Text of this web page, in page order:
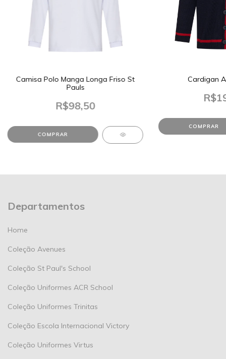
Camisa Polo Manga Longa Friso St
Pauls
R$98,50
COMPRAR
Cardigan
COMPRAR
Departamentos
Home
Coleção Avenues
Coleção St Paul's School
Coleção Uniformes ACR School
Coleção Uniformes Trinitas
Coleção Escola Internacional Victory
Coleção Uniformes Virtus